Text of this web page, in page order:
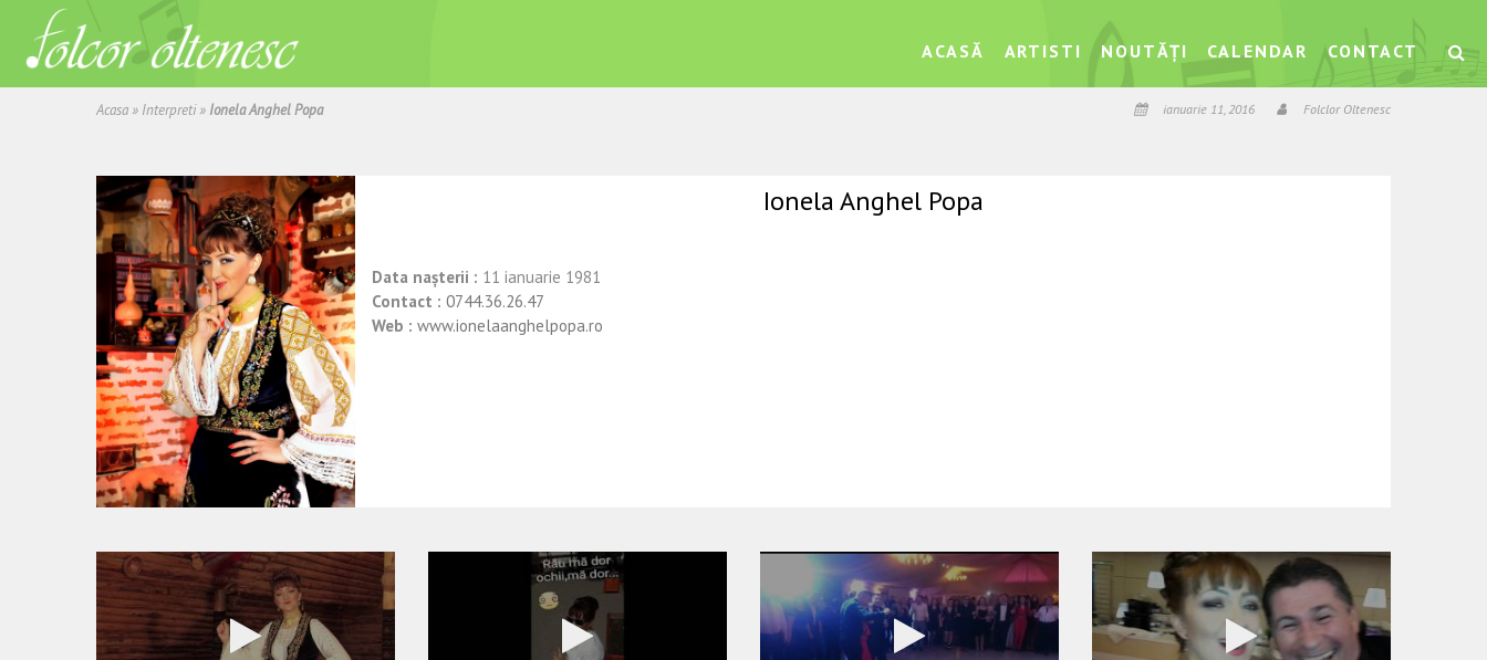
ACASĂ ARTISTI NOUTĂȚI CALENDAR CONTACT
Acasa » Interpreti» Ionela Anghel Popa ianuarie 11, 2016 Folclor Oltenesc
Ionela Anghel Popa
Data nașterii : 11 ianuarie 1981
Contact : 0744.36.26.47
Web : www.ionelaanghelpopa.ro